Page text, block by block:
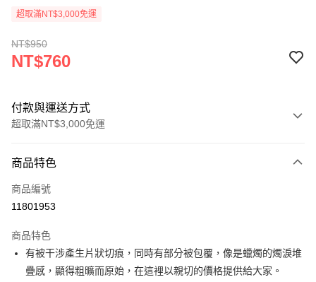
超取滿NT$3,000免運
NT$950
NT$760
付款與運送方式
超取滿NT$3,000免運
信用卡一次付款
超商取貨付款
Apple Pay
街口支付
商品特色
商品編號
11801953
商品特色
有被干涉產生片狀切痕，同時有部分被包覆，像是蠟燭的燭淚堆
疊感，顯得粗曠而原始，在這裡以親切的價格提供給大家。